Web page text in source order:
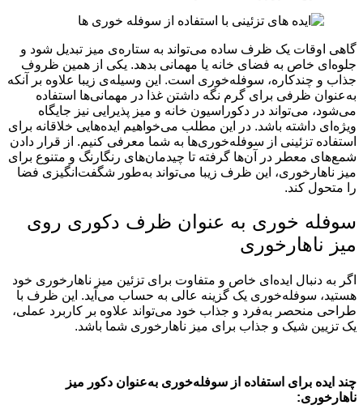
گاهی اوقات یک ظرف ساده می‌تواند به ستاره‌ی میز تبدیل شود و
جلوه‌ای خاص به فضای خانه یا مهمانی بدهد. یکی از همین ظروف
جذاب و چندکاره، سوفله‌خوری است. این وسیله‌ی زیبا علاوه بر آنکه
به‌عنوان ظرفی برای گرم نگه داشتن غذا در مهمانی‌ها استفاده
می‌شود، می‌تواند در دکوراسیون خانه و میز پذیرایی نیز جایگاه
ویژه‌ای داشته باشد. در این مطلب می‌خواهیم ایده‌هایی خلاقانه برای
استفاده تزئینی از سوفله‌خوری‌ها به شما معرفی کنیم. از قرار دادن
شمع‌های معطر در آن‌ها گرفته تا چیدمان‌های رنگارنگ و متنوع برای
میز ناهارخوری، این ظرف زیبا می‌تواند به‌طور شگفت‌انگیزی فضا
را متحول کند.
سوفله خوری به عنوان ظرف دکوری روی
میز ناهارخوری
اگر به دنبال ایده‌ای خاص و متفاوت برای تزئین میز ناهارخوری خود
هستید، سوفله‌خوری یک گزینه عالی به حساب می‌آید. این ظرف با
طراحی منحصر به‌فرد و جذاب خود می‌تواند علاوه بر کاربرد عملی،
یک تزیین شیک و جذاب برای میز ناهارخوری شما باشد.
چند ایده برای استفاده از سوفله‌خوری به‌عنوان دکور میز
ناهارخوری: